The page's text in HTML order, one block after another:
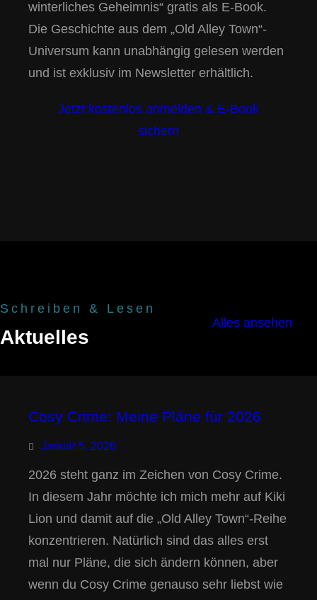
winterliches Geheimnis“ gratis als E-Book.
Die Geschichte aus dem „Old Alley Town“-
Universum kann unabhängig gelesen werden
und ist exklusiv im Newsletter erhältlich.
Jetzt kostenlos anmelden & E-Book
sichern
Schreiben & Lesen
Aktuelles
Alles ansehen
Cosy Crime: Meine Pläne für 2026
Januar 5, 2026
2026 steht ganz im Zeichen von Cosy Crime.
In diesem Jahr möchte ich mich mehr auf Kiki
Lion und damit auf die „Old Alley Town“-Reihe
konzentrieren. Natürlich sind das alles erst
mal nur Pläne, die sich ändern können, aber
wenn du Cosy Crime genauso sehr liebst wie